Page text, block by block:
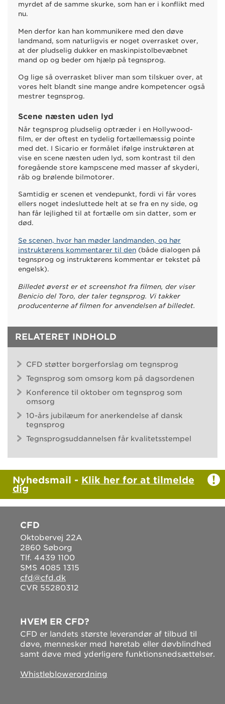
myrdet af de samme skurke, som han er i konflikt med
nu.
Men derfor kan han kommunikere med den døve
landmand, som naturligvis er noget overrasket over,
at der pludselig dukker en maskinpistolbevæbnet
mand op og beder om hjælp på tegnsprog.
Og lige så overrasket bliver man som tilskuer over, at
vores helt blandt sine mange andre kompetencer også
mestrer tegnsprog.
Scene næsten uden lyd
Når tegnsprog pludselig optræder i en Hollywood-
film, er der oftest en tydelig fortællemæssig pointe
med det. I Sicario er formålet ifølge instruktøren at
vise en scene næsten uden lyd, som kontrast til den
foregående store kampscene med masser af skyderi,
råb og brølende bilmotorer.
Samtidig er scenen et vendepunkt, fordi vi får vores
ellers noget indesluttede helt at se fra en ny side, og
han får lejlighed til at fortælle om sin datter, som er
død.
Se scenen, hvor han møder landmanden, og hør
instruktørens kommentarer til den(både dialogen på
tegnsprog og instruktørens kommentar er tekstet på
engelsk).
Billedet øverst er et screenshot fra filmen, der viser
Benicio del Toro, der taler tegnsprog. Vi takker
producenterne af filmen for anvendelsen af billedet.
RELATERET INDHOLD
CFD støtter borgerforslag om tegnsprog
Tegnsprog som omsorg kom på dagsordenen
Konference til oktober om tegnsprog som
omsorg
10-års jubilæum for anerkendelse af dansk
tegnsprog
Tegnsprogsuddannelsen får kvalitetsstempel
Nyhedsmail - Klik her for at tilmelde
dig
CFD
Oktobervej 22A
2860 Søborg
Tlf. 4439 1100
SMS 4085 1315
cfd@cfd.dk
CVR 55280312
HVEM ER CFD?
CFD er landets største leverandør af tilbud til
døve, mennesker med høretab eller døvblindhed
samt døve med yderligere funktionsnedsættelser.
Whistleblowerordning